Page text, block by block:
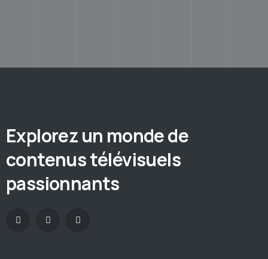
Explorez un monde de
contenus télévisuels
passionnants